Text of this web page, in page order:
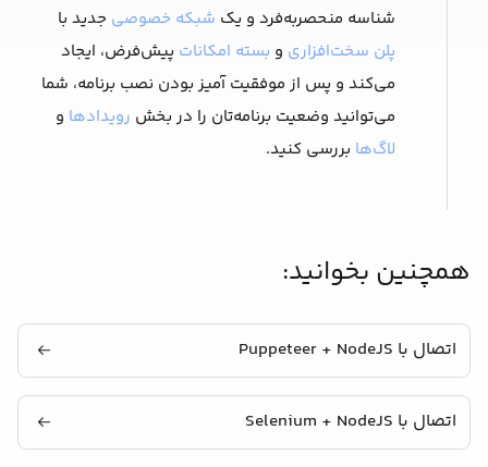
شناسه منحصربه‌فرد و یک شبکه خصوصی جدید با
پلن سخت‌افزاری و بسته امکانات پیش‌فرض، ایجاد
می‌کند و پس از موفقیت آمیز بودن نصب برنامه، شما
می‌توانید وضعیت برنامه‌تان را در بخش رویدادها و
لاگ‌ها بررسی کنید.
همچنین بخوانید:
اتصال با Puppeteer + NodeJS
اتصال با Selenium + NodeJS